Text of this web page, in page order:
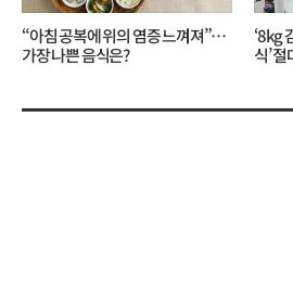
“아침 공복에 위의 염증 느껴져”…
가장 나쁜 음식은?
‘8kg
식’